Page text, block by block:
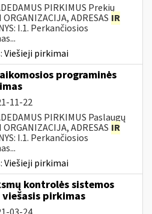
PIRKIMUS Prekių
ADRESAS IR
I.1. Perkančiosios
Viešieji pirkimai
programinės
11-22
PIRKIMUS Paslaugų
ADRESAS IR
I.1. Perkančiosios
Viešieji pirkimai
kontrolės sistemos
pirkimas